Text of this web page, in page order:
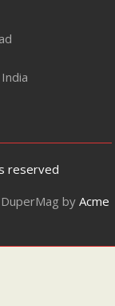
reserved
byAcme